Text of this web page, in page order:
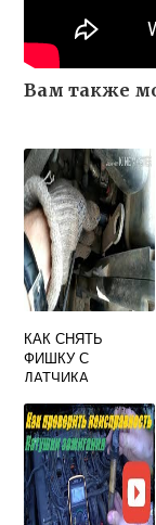
Вам также
КАК СНЯТЬ
ФИШКУ С
ДАТЧИКА
МАСЛА ГРАНТА